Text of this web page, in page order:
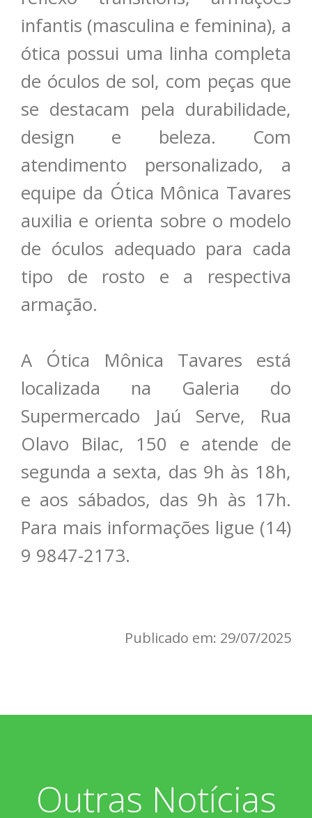
infantis (masculina e feminina), a
ótica possui uma linha completa
de óculos de sol, com peças que
se destacam pela durabilidade,
design e beleza. Com
atendimento personalizado, a
equipe da Ótica Mônica Tavares
auxilia e orienta sobre o modelo
de óculos adequado para cada
tipo de rosto e a respectiva
armação.
A Ótica Mônica Tavares está
localizada na Galeria do
Supermercado Jaú Serve, Rua
Olavo Bilac, 150 e atende de
segunda a sexta, das 9h às 18h,
e aos sábados, das 9h às 17h.
Para mais informações ligue (14)
9 9847-2173.
Publicado em: 29/07/2025
Outras Notícias